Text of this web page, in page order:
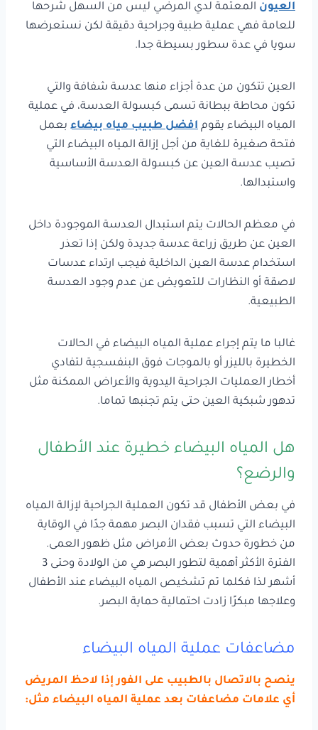
العيون المعتمة لدي المرضي ليس من السهل شرحها
للعامة فهي عملية طبية وجراحية دقيقة لكن نستعرضها
سويا في عدة سطور بسيطة جدا.
العين تتكون من عدة أجزاء منها عدسة شفافة والتي
تكون محاطة ببطانة تسمى كبسولة العدسة، في عملية
المياه البيضاء يقوم افضل طبيب مياه بيضاء بعمل
فتحة صغيرة للغاية من أجل إزالة المياه البيضاء التي
تصيب عدسة العين عن كبسولة العدسة الأساسية
واستبدالها.
في معظم الحالات يتم استبدال العدسة الموجودة داخل
العين عن طريق زراعة عدسة جديدة ولكن إذا تعذر
استخدام عدسة العين الداخلية فيجب ارتداء عدسات
لاصقة أو النظارات للتعويض عن عدم وجود العدسة
الطبيعية.
غالبا ما يتم إجراء عملية المياه البيضاء في الحالات
الخطيرة بالليزر أو بالموجات فوق البنفسجية لتفادي
أخطار العمليات الجراحية اليدوية والأعراض الممكنة مثل
تدهور شبكية العين حتى يتم تجنبها تماما.
هل المياه البيضاء خطيرة عند الأطفال
والرضع؟
في بعض الأطفال قد تكون العملية الجراحية لإزالة المياه
البيضاء التي تسبب فقدان البصر مهمة جدًا في الوقاية
من خطورة حدوث بعض الأمراض مثل ظهور العمى.
الفترة الأكثر أهمية لتطور البصر هي من الولادة وحتى 3
أشهر لذا فكلما تم تشخيص المياه البيضاء عند الأطفال
وعلاجها مبكرًا زادت احتمالية حماية البصر.
مضاعفات عملية المياه البيضاء
ينصح بالاتصال بالطبيب على الفور إذا لاحظ المريض
أي علامات مضاعفات بعد عملية المياه البيضاء مثل: